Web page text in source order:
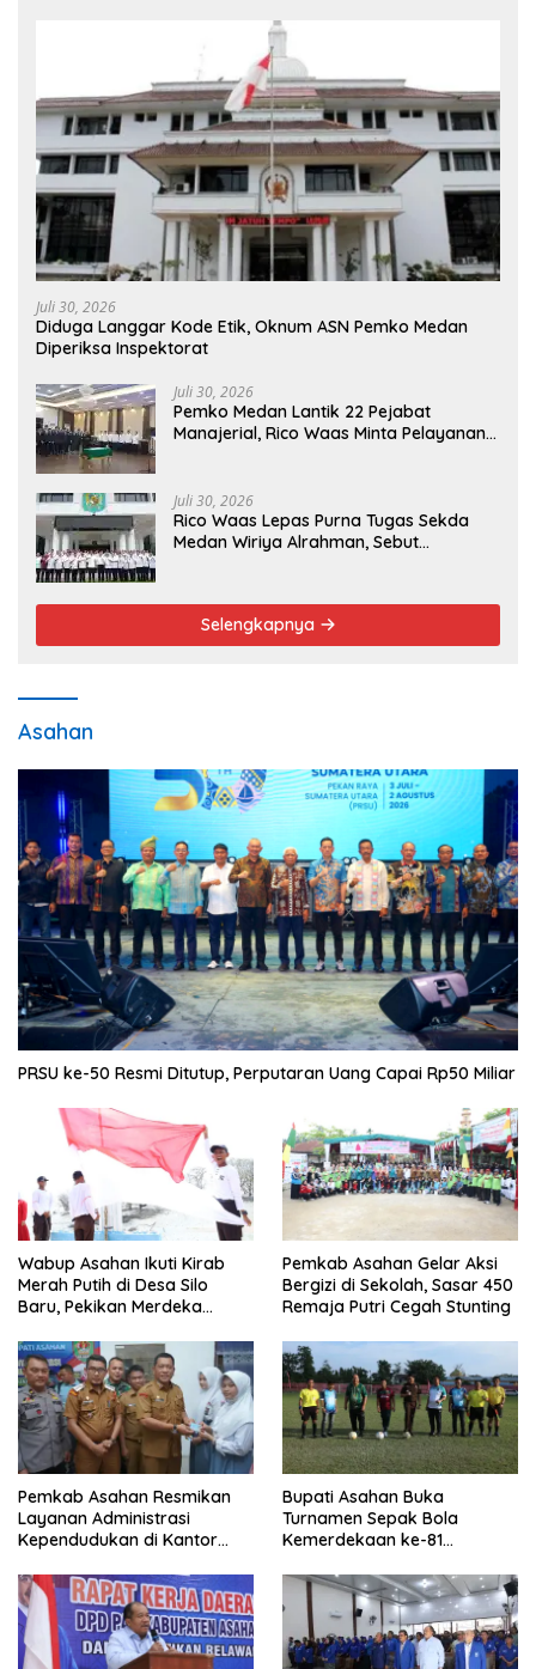
Juli 30, 2026
Diduga Langgar Kode Etik, Oknum ASN Pemko Medan
Diperiksa Inspektorat
Juli 30, 2026
Pemko Medan Lantik 22 Pejabat
Manajerial, Rico Waas Minta Pelayanan
Juli 30, 2026
Rico Waas Lepas Purna Tugas Sekda
Medan Wiriya Alrahman, Sebut
Selengkapnya
Asahan
PRSU ke-50 Resmi Ditutup, Perputaran Uang Capai Rp50 Miliar
Wabup Asahan Ikuti Kirab
Merah Putih di Desa Silo
Baru, Pekikan Merdeka
Pemkab Asahan Gelar Aksi
Bergizi di Sekolah, Sasar 450
Remaja Putri Cegah Stunting
Pemkab Asahan Resmikan
Layanan Administrasi
Kependudukan di Kantor
Bupati Asahan Buka
Turnamen Sepak Bola
Kemerdekaan ke-81
0208/Asahan